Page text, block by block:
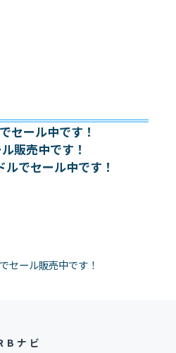
セール中です！
販売中です！
でセール中です！
セール販売中です！
ナビ